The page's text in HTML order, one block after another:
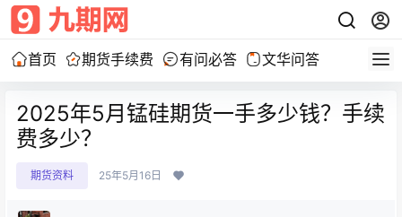
首页 期货手续费 有问必答 文华问答
2025年5月锰硅期货一手多少钱？手续
费多少？
期货资料 25年5月16日